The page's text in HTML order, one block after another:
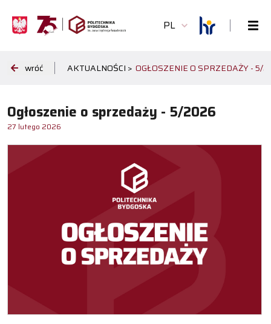
PL
wróć AKTUALNOŚCI > OGŁOSZENIE O SPRZEDAŻY - 5/
Ogłoszenie o sprzedaży - 5/2026
27 lutego 2026